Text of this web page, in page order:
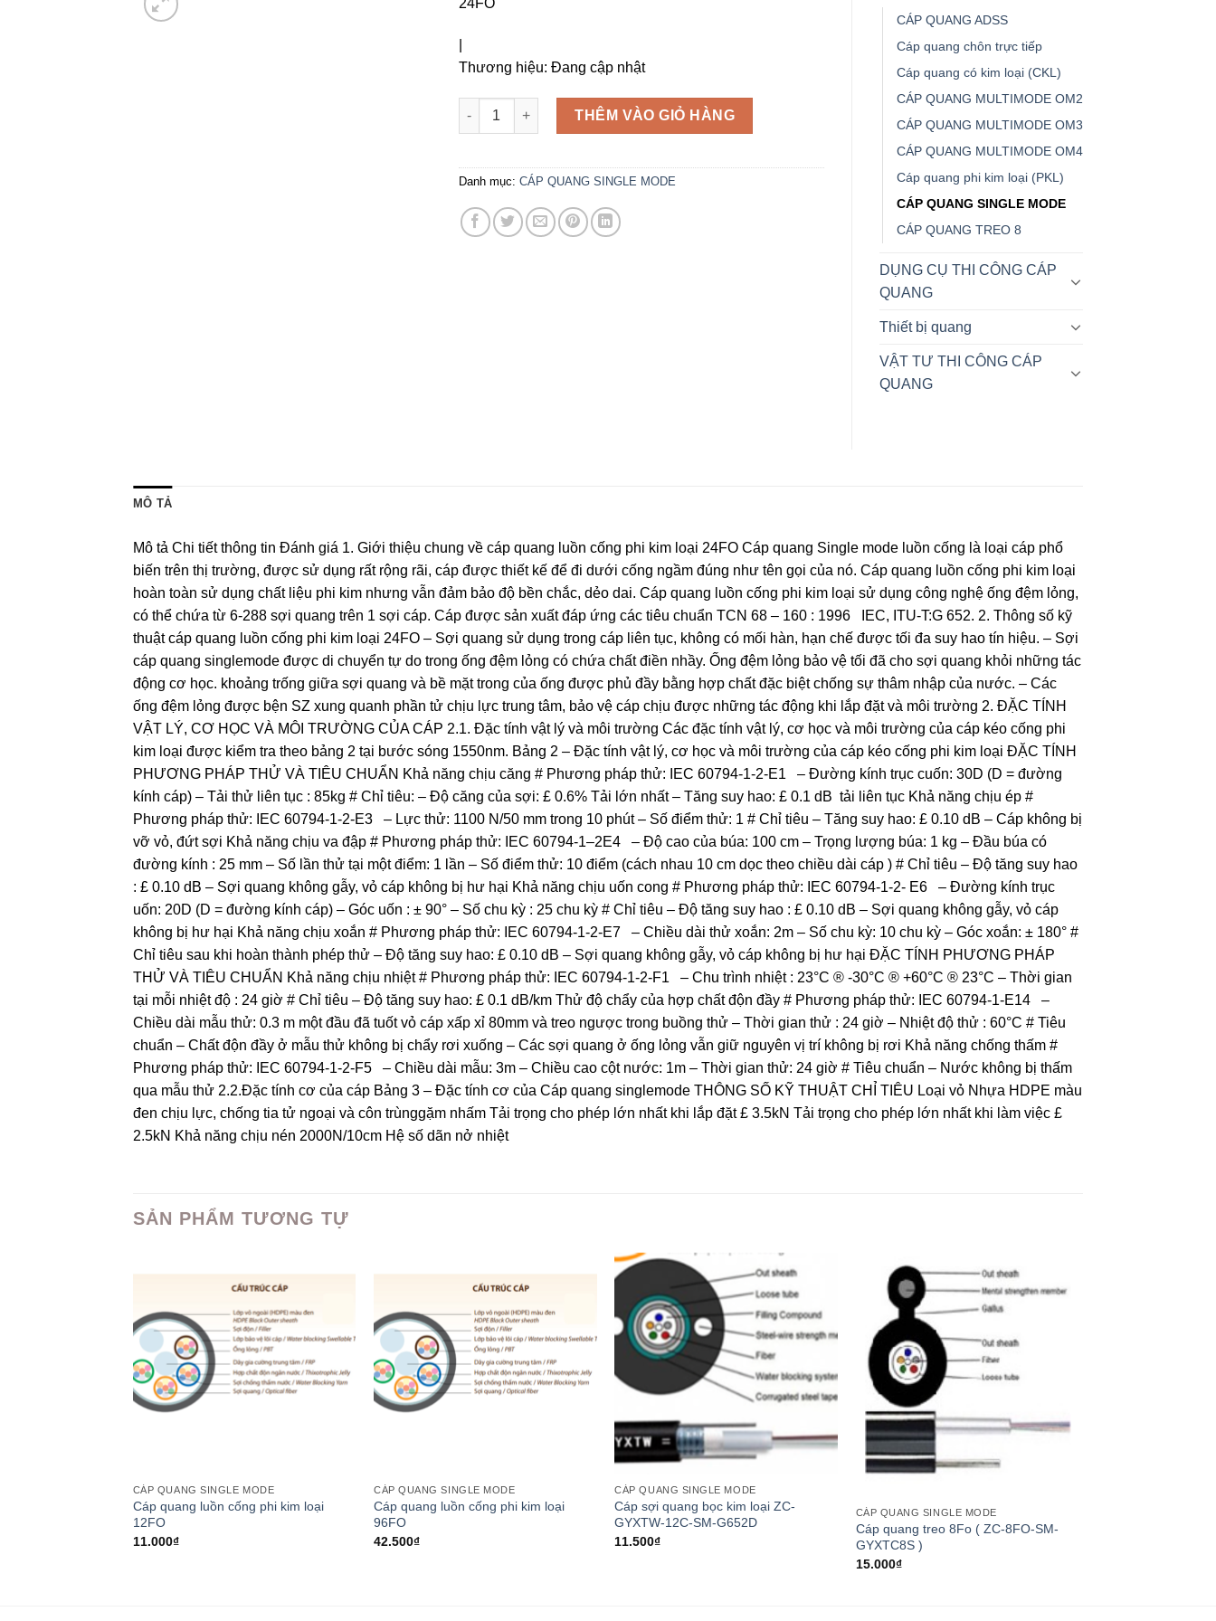
24FO
Thương hiệu: Đang cập nhật
Cáp quang luồn cống phi kim loại 24FO số lượng
THÊM VÀO GIỎ HÀNG
Danh mục: CÁP QUANG SINGLE MODE
CÁP QUANG ADSS
Cáp quang chôn trực tiếp
Cáp quang có kim loại (CKL)
CÁP QUANG MULTIMODE OM2
CÁP QUANG MULTIMODE OM3
CÁP QUANG MULTIMODE OM4
Cáp quang phi kim loại (PKL)
CÁP QUANG SINGLE MODE
CÁP QUANG TREO 8
DỤNG CỤ THI CÔNG CÁP
QUANG
Thiết bị quang
VẬT TƯ THI CÔNG CÁP
QUANG
MÔ TẢ
Mô tả Chi tiết thông tin Đánh giá 1. Giới thiệu chung về cáp quang luồn cống phi kim loại 24FO Cáp quang Single mode luồn cống là loại cáp phổ
biến trên thị trường, được sử dụng rất rộng rãi, cáp được thiết kế để đi dưới cống ngầm đúng như tên gọi của nó. Cáp quang luồn cống phi kim loại
hoàn toàn sử dụng chất liệu phi kim nhưng vẫn đảm bảo độ bền chắc, dẻo dai. Cáp quang luồn cống phi kim loại sử dụng công nghệ ống đệm lỏng,
có thể chứa từ 6-288 sợi quang trên 1 sợi cáp. Cáp được sản xuất đáp ứng các tiêu chuẩn TCN 68 – 160 : 1996 IEC, ITU-T:G 652. 2. Thông số kỹ
thuật cáp quang luồn cống phi kim loại 24FO – Sợi quang sử dụng trong cáp liên tục, không có mối hàn, hạn chế được tối đa suy hao tín hiệu. – Sợi
cáp quang singlemode được di chuyển tự do trong ống đệm lỏng có chứa chất điền nhầy. Ống đệm lỏng bảo vệ tối đã cho sợi quang khỏi những tác
động cơ học. khoảng trống giữa sợi quang và bề mặt trong của ống được phủ đầy bằng hợp chất đặc biệt chống sự thâm nhập của nước. – Các
ống đệm lỏng được bện SZ xung quanh phần tử chịu lực trung tâm, bảo vệ cáp chịu được những tác động khi lắp đặt và môi trường 2. ĐẶC TÍNH
VẬT LÝ, CƠ HỌC VÀ MÔI TRƯỜNG CỦA CÁP 2.1. Đặc tính vật lý và môi trường Các đặc tính vật lý, cơ học và môi trường của cáp kéo cống phi
kim loại được kiểm tra theo bảng 2 tại bước sóng 1550nm. Bảng 2 – Đặc tính vật lý, cơ học và môi trường của cáp kéo cống phi kim loại ĐẶC TÍNH
PHƯƠNG PHÁP THỬ VÀ TIÊU CHUẨN Khả năng chịu căng # Phương pháp thử: IEC 60794-1-2-E1 – Đường kính trục cuốn: 30D (D = đường
kính cáp) – Tải thử liên tục : 85kg # Chỉ tiêu: – Độ căng của sợi: £ 0.6% Tải lớn nhất – Tăng suy hao: £ 0.1 dB tải liên tục Khả năng chịu ép #
Phương pháp thử: IEC 60794-1-2-E3 – Lực thử: 1100 N/50 mm trong 10 phút – Số điểm thử: 1 # Chỉ tiêu – Tăng suy hao: £ 0.10 dB – Cáp không bị
vỡ vỏ, đứt sợi Khả năng chịu va đập # Phương pháp thử: IEC 60794-1–2E4 – Độ cao của búa: 100 cm – Trọng lượng búa: 1 kg – Đầu búa có
đường kính : 25 mm – Số lần thử tại một điểm: 1 lần – Số điểm thử: 10 điểm (cách nhau 10 cm dọc theo chiều dài cáp ) # Chỉ tiêu – Độ tăng suy hao
: £ 0.10 dB – Sợi quang không gẫy, vỏ cáp không bị hư hại Khả năng chịu uốn cong # Phương pháp thử: IEC 60794-1-2- E6 – Đường kính trục
uốn: 20D (D = đường kính cáp) – Góc uốn : ± 90° – Số chu kỳ : 25 chu kỳ # Chỉ tiêu – Độ tăng suy hao : £ 0.10 dB – Sợi quang không gẫy, vỏ cáp
không bị hư hại Khả năng chịu xoắn # Phương pháp thử: IEC 60794-1-2-E7 – Chiều dài thử xoắn: 2m – Số chu kỳ: 10 chu kỳ – Góc xoắn: ± 180° #
Chỉ tiêu sau khi hoàn thành phép thử – Độ tăng suy hao: £ 0.10 dB – Sợi quang không gẫy, vỏ cáp không bị hư hại ĐẶC TÍNH PHƯƠNG PHÁP
THỬ VÀ TIÊU CHUẨN Khả năng chịu nhiệt # Phương pháp thử: IEC 60794-1-2-F1 – Chu trình nhiệt : 23°C ® -30°C ® +60°C ® 23°C – Thời gian
tại mỗi nhiệt độ : 24 giờ # Chỉ tiêu – Độ tăng suy hao: £ 0.1 dB/km Thử độ chẩy của hợp chất độn đầy # Phương pháp thử: IEC 60794-1-E14 –
Chiều dài mẫu thử: 0.3 m một đầu đã tuốt vỏ cáp xấp xỉ 80mm và treo ngược trong buồng thử – Thời gian thử : 24 giờ – Nhiệt độ thử : 60°C # Tiêu
chuẩn – Chất độn đầy ở mẫu thử không bị chẩy rơi xuống – Các sợi quang ở ống lỏng vẫn giữ nguyên vị trí không bị rơi Khả năng chống thấm #
Phương pháp thử: IEC 60794-1-2-F5 – Chiều dài mẫu: 3m – Chiều cao cột nước: 1m – Thời gian thử: 24 giờ # Tiêu chuẩn – Nước không bị thấm
qua mẫu thử 2.2.Đặc tính cơ của cáp Bảng 3 – Đặc tính cơ của Cáp quang singlemode THÔNG SỐ KỸ THUẬT CHỈ TIÊU Loại vỏ Nhựa HDPE màu
đen chịu lực, chống tia tử ngoại và côn trùnggặm nhấm Tải trọng cho phép lớn nhất khi lắp đặt £ 3.5kN Tải trọng cho phép lớn nhất khi làm việc £
2.5kN Khả năng chịu nén 2000N/10cm Hệ số dãn nở nhiệt
SẢN PHẨM TƯƠNG TỰ
CÁP QUANG SINGLE MODE
Cáp quang luồn cống phi kim loại
12FO
11.000₫
CÁP QUANG SINGLE MODE
Cáp quang luồn cống phi kim loại
96FO
42.500₫
CÁP QUANG SINGLE MODE
Cáp sợi quang bọc kim loại ZC-
GYXTW-12C-SM-G652D
11.500₫
CÁP QUANG SINGLE MODE
Cáp quang treo 8Fo ( ZC-8FO-SM-
GYXTC8S )
15.000₫